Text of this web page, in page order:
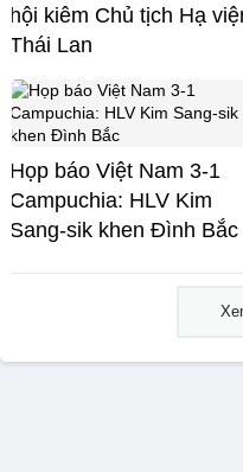
hội kiêm Chủ tịch Hạ
Thái Lan
Họp báo Việt Nam 3-1
Campuchia: HLV Kim
Sang-sik khen Đình Bắc